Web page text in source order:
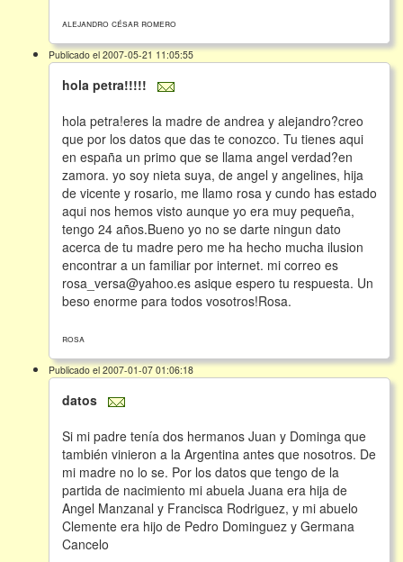
alejandro césar romero
Publicado el 2007-05-21 11:05:55
hola petra!!!!!
hola petra!eres la madre de andrea y alejandro?creo
que por los datos que das te conozco. Tu tienes aqui
en españa un primo que se llama angel verdad?en
zamora. yo soy nieta suya, de angel y angelines, hija
de vicente y rosario, me llamo rosa y cundo has estado
aqui nos hemos visto aunque yo era muy pequeña,
tengo 24 años.Bueno yo no se darte ningun dato
acerca de tu madre pero me ha hecho mucha ilusion
encontrar a un familiar por internet. mi correo es
rosa_versa@yahoo.es asique espero tu respuesta. Un
beso enorme para todos vosotros!Rosa.
rosa
Publicado el 2007-01-07 01:06:18
datos
Si mi padre tenía dos hermanos Juan y Dominga que
también vinieron a la Argentina antes que nosotros. De
mi madre no lo se. Por los datos que tengo de la
partida de nacimiento mi abuela Juana era hija de
Angel Manzanal y Francisca Rodriguez, y mi abuelo
Clemente era hijo de Pedro Dominguez y Germana
Cancelo